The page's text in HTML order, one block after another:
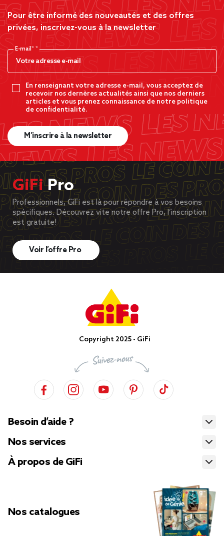
Pour être informé des nouveautés et des offres
privées, inscrivez-vous à la newsletter
E-mail*
En renseignant votre adresse e-mail, vous acceptez de
recevoir nos dernères actualités ainsi que nos derniers
articles et vous prenez connaissance de notre politique
de confidentialité.
M’inscrire à la newsletter
GiFiPro
Professionnels, GiFi est là pour répondre à vos besoins
spécifiques. Découvrez vite notre offre Pro, l’inscription
est gratuite!
Voir l’offre Pro
Copyright 2025 - GiFi
Besoin d’aide ?
Nos services
À propos de GiFi
Nos catalogues